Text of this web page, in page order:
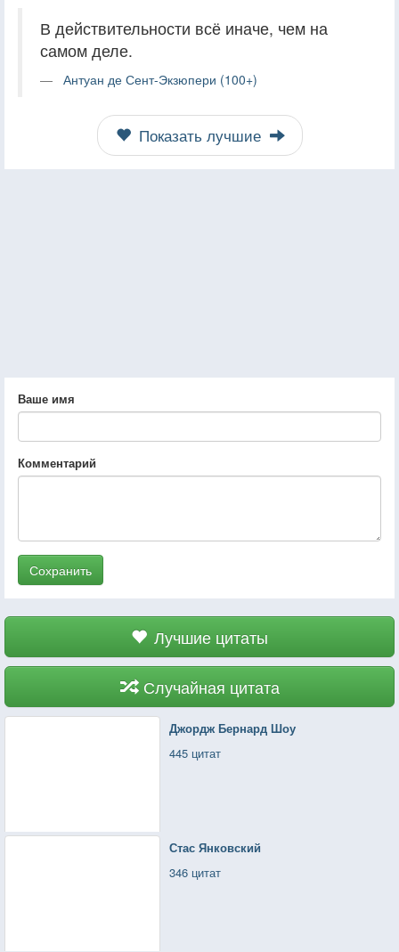
В действительности всё иначе, чем на
самом деле.
Антуан де Сент-Экзюпери (100+)
Показать лучшие
Ваше имя
Комментарий
Сохранить
Лучшие цитаты
Случайная цитата
Джордж Бернард Шоу
445 цитат
Стас Янковский
346 цитат